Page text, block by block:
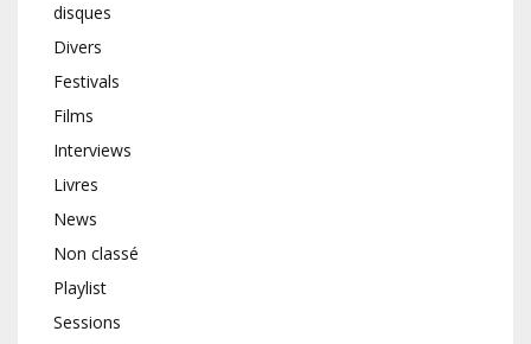
disques
Divers
Festivals
Films
Interviews
Livres
News
Non classé
Playlist
Sessions